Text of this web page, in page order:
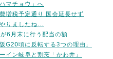
マチョウ」へ
増税予定通り 国会延長せず
りましたね…
6月末に行う配当の額
G20頃に反転する3つの理由」
ン岐阜と割烹「かわ井」